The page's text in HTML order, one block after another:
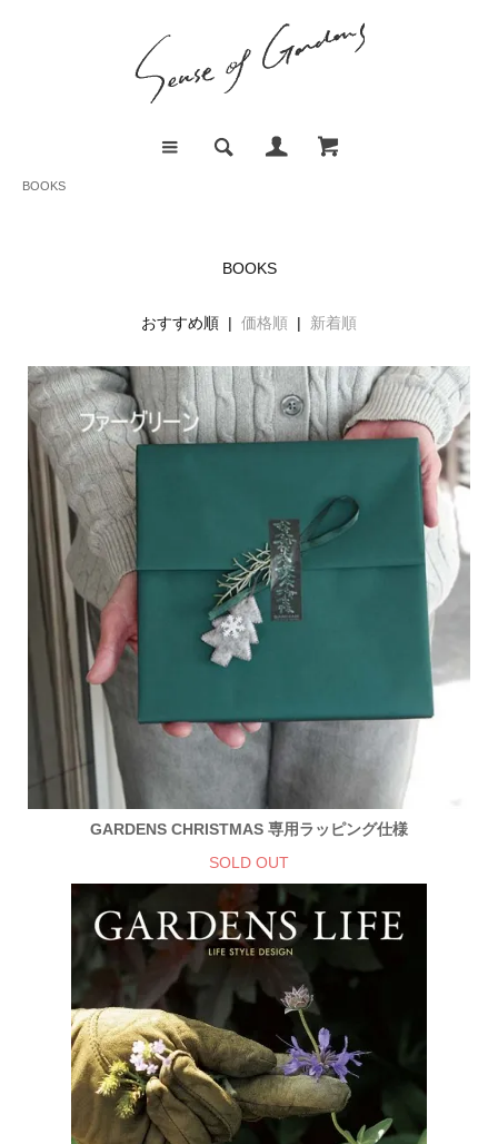
BOOKS
BOOKS
おすすめ順 | 価格順 | 新着順
GARDENS CHRISTMAS 専用ラッピング仕様
SOLD OUT